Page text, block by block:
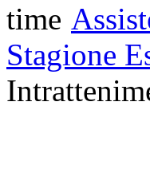
Stagione